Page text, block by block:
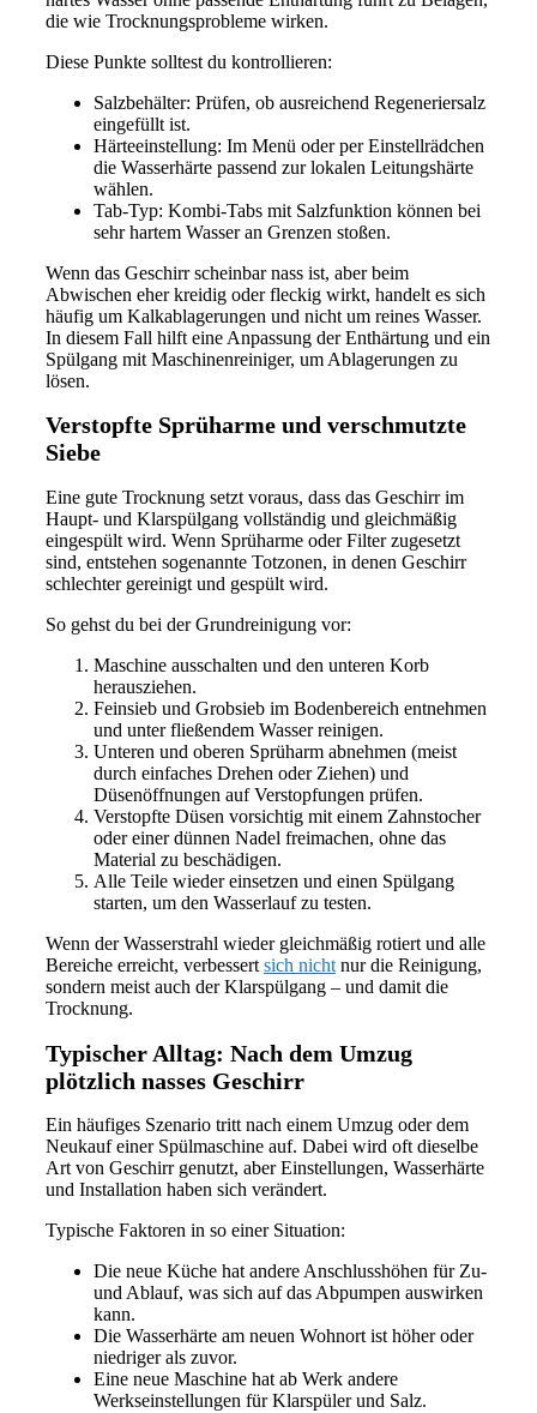
die wie Trocknungsprobleme wirken.
Diese Punkte solltest du kontrollieren:
Salzbehälter: Prüfen, ob ausreichend Regeneriersalz
eingefüllt ist.
Härteeinstellung: Im Menü oder per Einstellrädchen
die Wasserhärte passend zur lokalen Leitungshärte
wählen.
Tab-Typ: Kombi-Tabs mit Salzfunktion können bei
sehr hartem Wasser an Grenzen stoßen.
Wenn das Geschirr scheinbar nass ist, aber beim
Abwischen eher kreidig oder fleckig wirkt, handelt es sich
häufig um Kalkablagerungen und nicht um reines Wasser.
In diesem Fall hilft eine Anpassung der Enthärtung und ein
Spülgang mit Maschinenreiniger, um Ablagerungen zu
lösen.
Verstopfte Sprüharme und verschmutzte
Siebe
Eine gute Trocknung setzt voraus, dass das Geschirr im
Haupt- und Klarspülgang vollständig und gleichmäßig
eingespült wird. Wenn Sprüharme oder Filter zugesetzt
sind, entstehen sogenannte Totzonen, in denen Geschirr
schlechter gereinigt und gespült wird.
So gehst du bei der Grundreinigung vor:
Maschine ausschalten und den unteren Korb
herausziehen.
Feinsieb und Grobsieb im Bodenbereich entnehmen
und unter fließendem Wasser reinigen.
Unteren und oberen Sprüharm abnehmen (meist
durch einfaches Drehen oder Ziehen) und
Düsenöffnungen auf Verstopfungen prüfen.
Verstopfte Düsen vorsichtig mit einem Zahnstocher
oder einer dünnen Nadel freimachen, ohne das
Material zu beschädigen.
Alle Teile wieder einsetzen und einen Spülgang
starten, um den Wasserlauf zu testen.
Wenn der Wasserstrahl wieder gleichmäßig rotiert und alle
Bereiche erreicht, verbessert sich nicht nur die Reinigung,
sondern meist auch der Klarspülgang – und damit die
Trocknung.
Typischer Alltag: Nach dem Umzug
plötzlich nasses Geschirr
Ein häufiges Szenario tritt nach einem Umzug oder dem
Neukauf einer Spülmaschine auf. Dabei wird oft dieselbe
Art von Geschirr genutzt, aber Einstellungen, Wasserhärte
und Installation haben sich verändert.
Typische Faktoren in so einer Situation:
Die neue Küche hat andere Anschlusshöhen für Zu-
und Ablauf, was sich auf das Abpumpen auswirken
kann.
Die Wasserhärte am neuen Wohnort ist höher oder
niedriger als zuvor.
Eine neue Maschine hat ab Werk andere
Werkseinstellungen für Klarspüler und Salz.